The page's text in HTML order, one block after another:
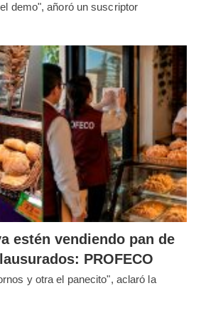
demo", añoró un suscriptor
estén vendiendo pan de
PROFECO
y otra el panecito", aclaró la